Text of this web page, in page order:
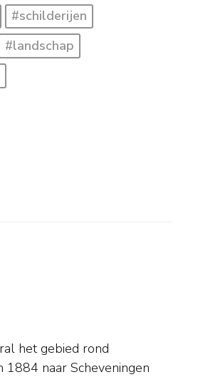
#schilderijen
#landschap